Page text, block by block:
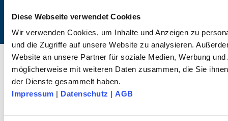
Diese Webseite verwendet Cookies
Wir verwenden Cookies, um Inhalte und Anzeigen zu
und die Zugriffe auf unsere Website zu analysieren.
Website an unsere Partner für soziale Medien, Werbung
möglicherweise mit weiteren Daten zusammen, die Sie
der Dienste gesammelt haben.
Impressum | Datenschutz | AGB
© 2026 dk FIXIERSYSTEME GmbH & Co. KG – Alle Rechte vorbehalten.